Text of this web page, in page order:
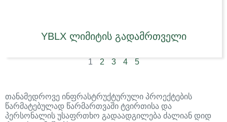
YBLX ლიმიტის გადამრთველი
1 2 3 4 5
თანამედროვე ინფრასტრუქტურული პროექტების
წარმატებულად წარმართვაში ტვირთისა და
პერსონალის უსაფრთხო გადაადგილება ძალიან დიდ